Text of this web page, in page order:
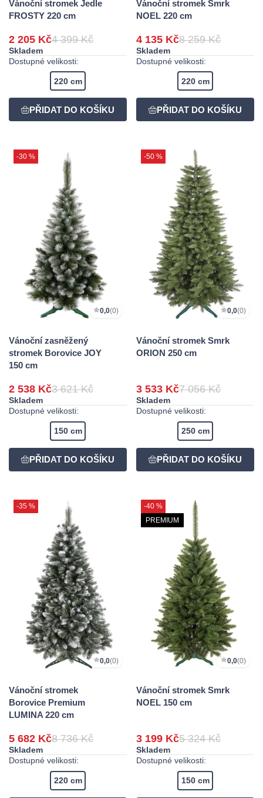
Vánoční stromek Jedle
FROSTY 220 cm
2 205 Kč4 399 Kč
Skladem
Dostupné velikosti:
220 cm
Vánoční stromek Smrk
NOEL 220 cm
4 135 Kč8 259 Kč
Skladem
Dostupné velikosti:
220 cm
-30 %
0,0(0)
Vánoční zasněžený
stromek Borovice JOY
150 cm
2 538 Kč3 621 Kč
Skladem
Dostupné velikosti:
150 cm
-50 %
0,0(0)
Vánoční stromek Smrk
ORION 250 cm
3 533 Kč7 056 Kč
Skladem
Dostupné velikosti:
250 cm
-35 %
0,0(0)
Vánoční stromek
Borovice Premium
LUMINA 220 cm
5 682 Kč8 736 Kč
Skladem
Dostupné velikosti:
220 cm
-40 %
PREMIUM
0,0(0)
Vánoční stromek Smrk
NOEL 150 cm
3 199 Kč5 324 Kč
Skladem
Dostupné velikosti:
150 cm